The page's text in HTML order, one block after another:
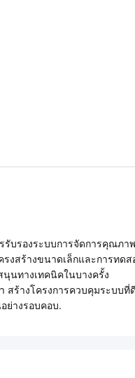
รับรองระบบการจัดการคุณภ
รงสร้างขนาดเล็กและการท
นุนทางเทคนิคในบางครั้ง
สร้างโครงการควบคุมระบ
างรอบคอบ.